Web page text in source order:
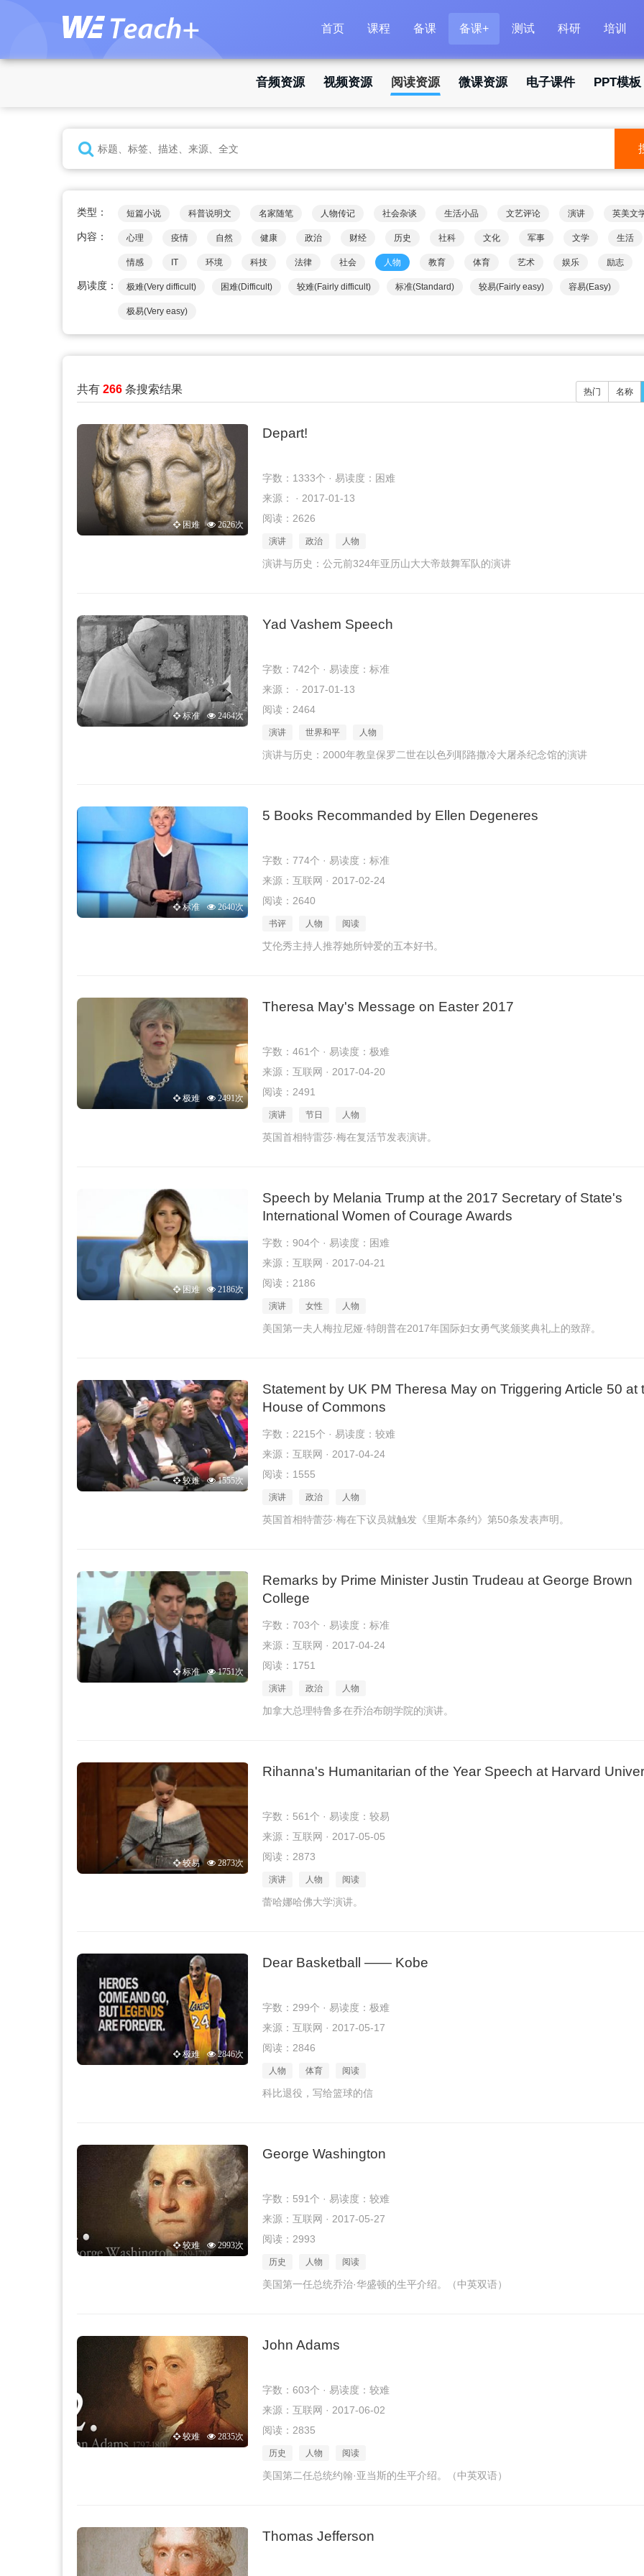
首页 课程 备课 备课+ 测试 科研 培训
音频资源 视频资源 阅读资源 微课资源 电子课件 PPT模板
类型： 短篇小说 科普说明文 名家随笔 人物传记 社会杂谈 生活小品 文艺评论 演讲 英美文
内容： 心理 疫情 自然 健康 政治 财经 历史 社科 文化 军事 文学 生活
情感 IT 环境 科技 法律 社会 人物 教育 体育 艺术 娱乐 励志
易读度： 极难(Very difficult) 困难(Difficult) 较难(Fairly difficult) 标准(Standard) 较易(Fairly easy) 容易(Easy)
极易(Very easy)
共有 266 条搜索结果 热门 名称
困难 2626次
Depart!
字数：1333个 · 易读度：困难
来源： · 2017-01-13
阅读：2626
演讲 政治 人物
演讲与历史：公元前324年亚历山大大帝鼓舞军队的演讲
标准 2464次
Yad Vashem Speech
字数：742个 · 易读度：标准
来源： · 2017-01-13
阅读：2464
演讲 世界和平 人物
演讲与历史：2000年教皇保罗二世在以色列耶路撒冷大屠杀纪念馆的演讲
标准 2640次
5 Books Recommanded by Ellen Degeneres
字数：774个 · 易读度：标准
来源：互联网 · 2017-02-24
阅读：2640
书评 人物 阅读
艾伦秀主持人推荐她所钟爱的五本好书。
极难 2491次
Theresa May's Message on Easter 2017
字数：461个 · 易读度：极难
来源：互联网 · 2017-04-20
阅读：2491
演讲 节日 人物
英国首相特雷莎·梅在复活节发表演讲。
困难 2186次
Speech by Melania Trump at the 2017 Secretary of State's
International Women of Courage Awards
字数：904个 · 易读度：困难
来源：互联网 · 2017-04-21
阅读：2186
演讲 女性 人物
美国第一夫人梅拉尼娅·特朗普在2017年国际妇女勇气奖颁奖典礼上的致辞。
较难 1555次
Statement by UK PM Theresa May on Triggering Article 50 at
House of Commons
字数：2215个 · 易读度：较难
来源：互联网 · 2017-04-24
阅读：1555
演讲 政治 人物
英国首相特蕾莎·梅在下议员就触发《里斯本条约》第50条发表声明。
标准 1751次
Remarks by Prime Minister Justin Trudeau at George Brown
College
字数：703个 · 易读度：标准
来源：互联网 · 2017-04-24
阅读：1751
演讲 政治 人物
加拿大总理特鲁多在乔治布朗学院的演讲。
较易 2873次
Rihanna's Humanitarian of the Year Speech at Harvard
字数：561个 · 易读度：较易
来源：互联网 · 2017-05-05
阅读：2873
演讲 人物 阅读
蕾哈娜哈佛大学演讲。
极难 2846次
Dear Basketball —— Kobe
字数：299个 · 易读度：极难
来源：互联网 · 2017-05-17
阅读：2846
人物 体育 阅读
科比退役，写给篮球的信
较难 2993次
George Washington
字数：591个 · 易读度：较难
来源：互联网 · 2017-05-27
阅读：2993
历史 人物 阅读
美国第一任总统乔治·华盛顿的生平介绍。（中英双语）
较难 2835次
John Adams
字数：603个 · 易读度：较难
来源：互联网 · 2017-06-02
阅读：2835
历史 人物 阅读
美国第二任总统约翰·亚当斯的生平介绍。（中英双语）
Thomas Jefferson